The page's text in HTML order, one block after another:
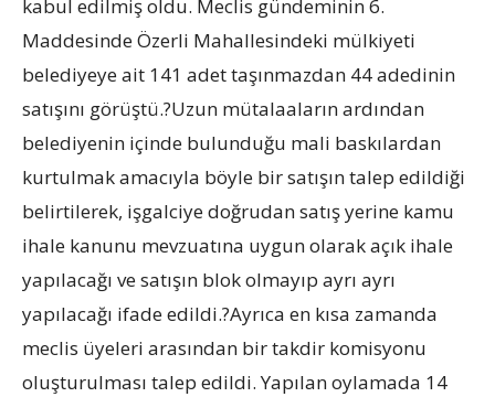
kabul edilmiş oldu. Meclis gündeminin 6.
Maddesinde Özerli Mahallesindeki mülkiyeti
belediyeye ait 141 adet taşınmazdan 44 adedinin
satışını görüştü.?Uzun mütalaaların ardından
belediyenin içinde bulunduğu mali baskılardan
kurtulmak amacıyla böyle bir satışın talep edildiği
belirtilerek, işgalciye doğrudan satış yerine kamu
ihale kanunu mevzuatına uygun olarak açık ihale
yapılacağı ve satışın blok olmayıp ayrı ayrı
yapılacağı ifade edildi.?Ayrıca en kısa zamanda
meclis üyeleri arasından bir takdir komisyonu
oluşturulması talep edildi. Yapılan oylamada 14